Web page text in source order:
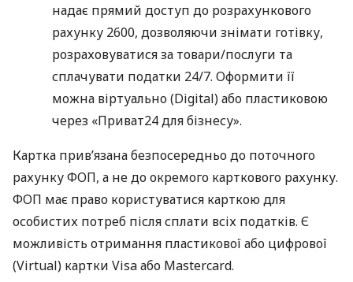
надає прямий доступ до розрахункового
рахунку 2600, дозволяючи знімати готівку,
розраховуватися за товари/послуги та
сплачувати податки 24/7. Оформити її
можна віртуально (Digital) або пластиковою
через «Приват24 для бізнесу».
Картка прив’язана безпосередньо до поточного
рахунку ФОП, а не до окремого карткового рахунку.
ФОП має право користуватися карткою для
особистих потреб після сплати всіх податків. Є
можливість отримання пластикової або цифрової
(Virtual) картки Visa або Mastercard.